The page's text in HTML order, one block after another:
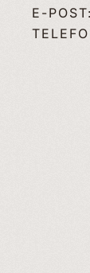
E-POST: